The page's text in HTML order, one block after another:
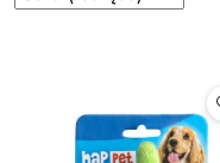
sortowanie:
według